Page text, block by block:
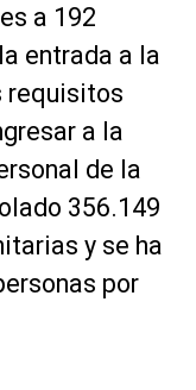
a 192
entrada a la
requisitos
a la
de la
356.149
y se ha
por